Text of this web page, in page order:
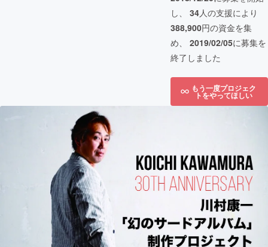
し、 34人の支援により
388,900円の資金を集
め、 2019/02/05に募集を
終了しました
もう一度プロジェク
トをやってほしい